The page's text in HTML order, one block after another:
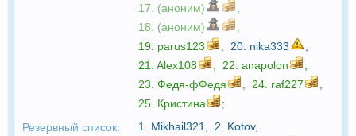
17. (аноним)
18. (аноним)
19. parus123 20. nika333
21. Alex108 22. anapolon
23. Федя-фФедя 24. raf227
25. Кристина
;
Резервный список:
1. Mikhail321 2. Kotov,